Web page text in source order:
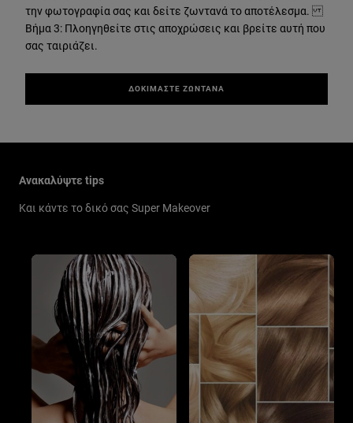
την φωτογραφία σας και δείτε ζωντανά το αποτέλεσμα.
Βήμα 3: Πλοηγηθείτε στις αποχρώσεις και βρείτε αυτή που
σας ταιριάζει.
ΔΟΚΙΜΑΣΤΕ ΖΩΝΤΑΝΑ
Ανακαλύψτε tips
Και κάντε το δικό σας Super Makeover